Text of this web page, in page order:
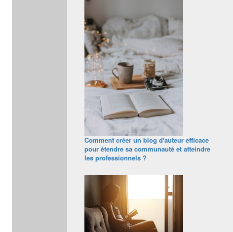
Comment créer un blog d'auteur efficace
pour étendre sa communauté et atteindre
les professionnels ?